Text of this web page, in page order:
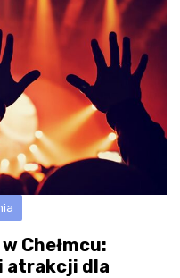
Chełmcu:
atrakcji dla